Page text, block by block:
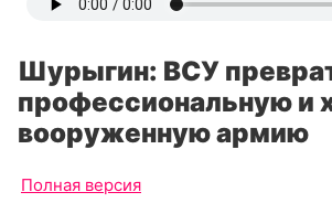
Шурыгин: ВСУ
профессиональную и
вооруженную армию
Полная версия